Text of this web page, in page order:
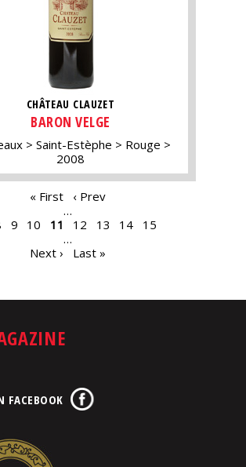
CHÂTEAU CLAUZET
BARON VELGE
Saint-Estèphe
Rouge
2008
« First
‹ Prev
…
9 10 11 12 13 14
15
…
Next ›
Last »
FACEBOOK